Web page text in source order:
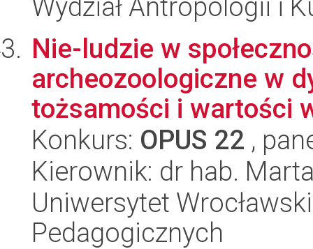
Wydział Antropologii i
Nie-ludzie w
archeozoologiczne w
tożsamości i wartości
Konkurs: OPUS 22 ,
Kierownik: dr hab.
Uniwersytet
Pedagogicznych